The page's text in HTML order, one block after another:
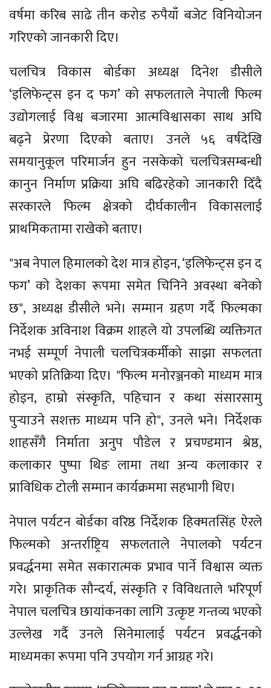
वर्षमा करिब साढे तीन करोड रुपैयाँ बजेट विनियोजन
गरिएको जानकारी दिए।
चलचित्र विकास बोर्डका अध्यक्ष दिनेश डीसीले
‘इलिफेन्ट्स इन द फग’ को सफलताले नेपाली फिल्म
उद्योगलाई विश्व बजारमा आत्मविश्वासका साथ अघि
बढ्ने प्रेरणा दिएको बताए। उनले ५६ वर्षदेखि
समयानुकूल परिमार्जन हुन नसकेको चलचित्रसम्बन्धी
कानुन निर्माण प्रक्रिया अघि बढिरहेको जानकारी दिँदै
सरकारले फिल्म क्षेत्रको दीर्घकालीन विकासलाई
प्राथमिकतामा राखेको बताए।
"अब नेपाल हिमालको देश मात्र होइन, ‘इलिफेन्ट्स इन द
फग’ को देशका रूपमा समेत चिनिने अवस्था बनेको
छ", अध्यक्ष डीसीले भने। सम्मान ग्रहण गर्दै फिल्मका
निर्देशक अविनाश विक्रम शाहले यो उपलब्धि व्यक्तिगत
नभई सम्पूर्ण नेपाली चलचित्रकर्मीको साझा सफलता
भएको प्रतिक्रिया दिए। "फिल्म मनोरञ्जनको माध्यम मात्र
होइन, हाम्रो संस्कृति, पहिचान र कथा संसारसामु
पुर्‍याउने सशक्त माध्यम पनि हो", उनले भने। निर्देशक
शाहसँगै निर्माता अनुप पौडेल र प्रचण्डमान श्रेष्ठ,
कलाकार पुष्पा थिङ लामा तथा अन्य कलाकार र
प्राविधिक टोली सम्मान कार्यक्रममा सहभागी थिए।
नेपाल पर्यटन बोर्डका वरिष्ठ निर्देशक हिक्मतसिंह ऐरले
फिल्मको अन्तर्राष्ट्रिय सफलताले नेपालको पर्यटन
प्रवर्द्धनमा समेत सकारात्मक प्रभाव पार्ने विश्वास व्यक्त
गरे। प्राकृतिक सौन्दर्य, संस्कृति र विविधताले भरिपूर्ण
नेपाल चलचित्र छायांकनका लागि उत्कृष्ट गन्तव्य भएको
उल्लेख गर्दै उनले सिनेमालाई पर्यटन प्रवर्द्धनको
माध्यमका रूपमा पनि उपयोग गर्न आग्रह गरे।